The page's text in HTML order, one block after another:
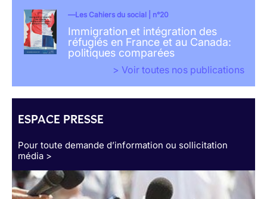
Les Cahiers du social | n°20
Immigration et intégration des
réfugiés en France et au Canada:
politiques comparées
> Voir toutes nos publications
ESPACE PRESSE
Pour toute demande d’information ou sollicitation
média >